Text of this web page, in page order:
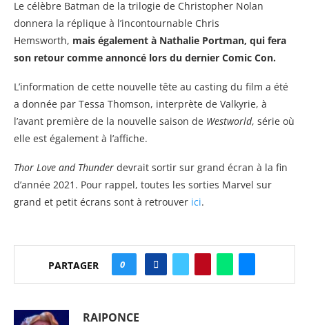
Le célèbre Batman de la trilogie de Christopher Nolan
donnera la réplique à l’incontournable Chris
Hemsworth, mais également à Nathalie Portman, qui fera
son retour comme annoncé lors du dernier Comic Con.
L’information de cette nouvelle tête au casting du film a été
a donnée par Tessa Thomson, interprète de Valkyrie, à
l’avant première de la nouvelle saison de Westworld, série où
elle est également à l’affiche.
Thor Love and Thunder devrait sortir sur grand écran à la fin
d’année 2021. Pour rappel, toutes les sorties Marvel sur
grand et petit écrans sont à retrouver ici.
PARTAGER 0
RAIPONCE